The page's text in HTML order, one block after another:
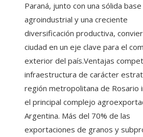
Paraná, junto con una sólida base
agroindustrial y una creciente
diversificación productiva,
ciudad en un eje clave para el
exterior del país.Ventajas
infraestructura de carácter
región metropolitana de Rosario
el principal complejo
Argentina. Más del 70% de las
exportaciones de granos y